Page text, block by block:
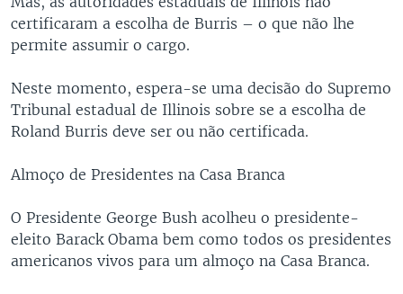
certificaram a escolha de Burris – o que não lhe
permite assumir o cargo.
Neste momento, espera-se uma decisão do Supremo
Tribunal estadual de Illinois sobre se a escolha de
Roland Burris deve ser ou não certificada.
Almoço de Presidentes na Casa Branca
O Presidente George Bush acolheu o presidente-
eleito Barack Obama bem como todos os presidentes
americanos vivos para um almoço na Casa Branca.